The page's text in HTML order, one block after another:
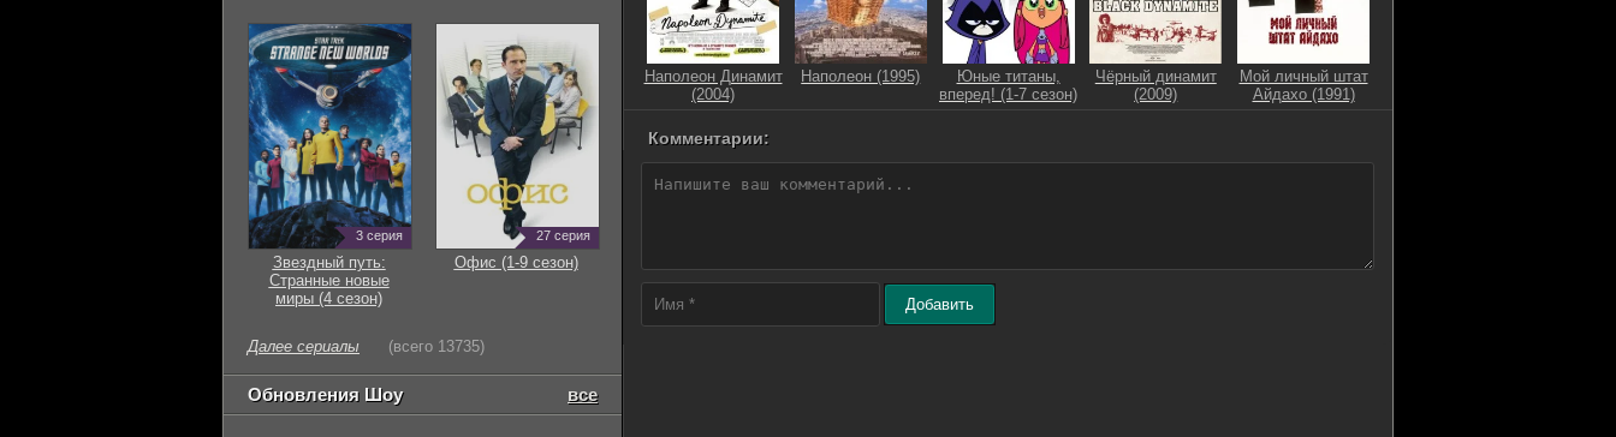
Наполеон Динамит
(2004)
Наполеон (1995)
Юные титаны,
вперед! (1-7 сезон)
Чёрный динамит
(2009)
Мой личный штат
Айдахо (1991)
Комментарии:
Добавить
3 серия
Звездный путь:
Странные новые
миры (4 сезон)
27 серия
Офис (1-9 сезон)
Далее сериалы (всего 13735)
Обновления Шоу все